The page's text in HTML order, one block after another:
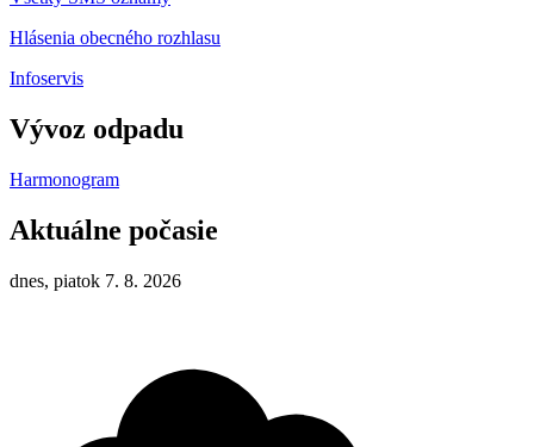
Hlásenia obecného rozhlasu
Infoservis
Vývoz odpadu
Harmonogram
Aktuálne počasie
dnes, piatok 7. 8. 2026